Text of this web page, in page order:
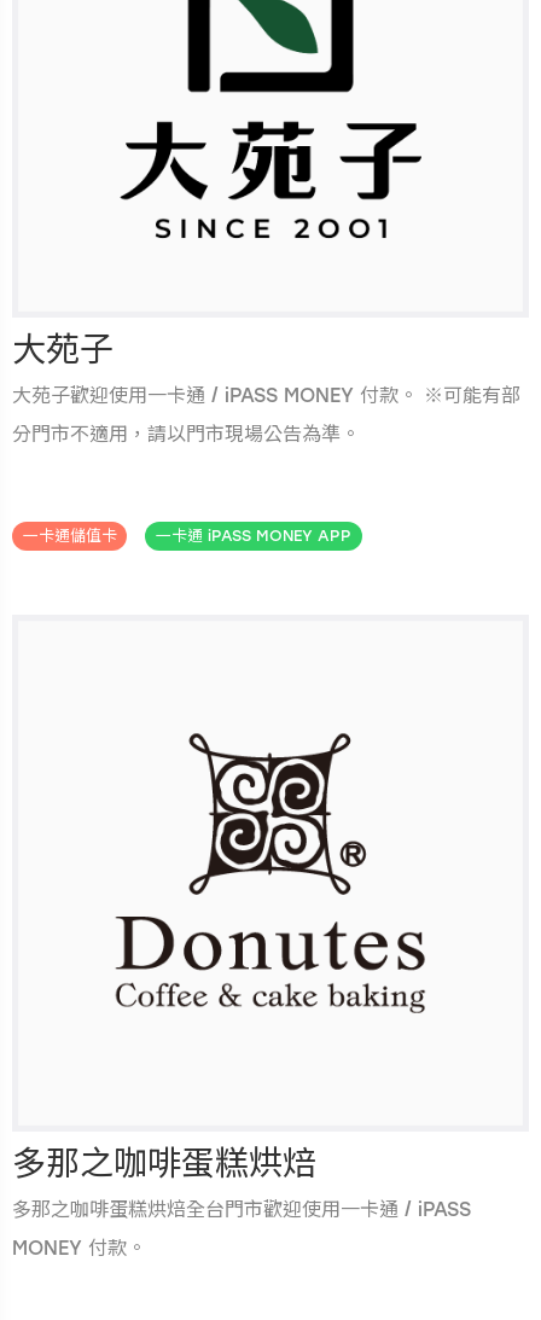
大苑子
大苑子歡迎使用一卡通 / iPASS MONEY 付款。 ※可能有部
分門市不適用，請以門市現場公告為準。
一卡通儲值卡 一卡通 iPASS MONEY APP
多那之咖啡蛋糕烘焙
多那之咖啡蛋糕烘焙全台門市歡迎使用一卡通 / iPASS
MONEY 付款。